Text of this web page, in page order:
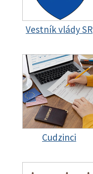
Vestník vlády SR
Cudzinci